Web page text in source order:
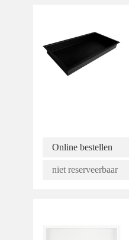
Online bestellen
niet reserveerbaar